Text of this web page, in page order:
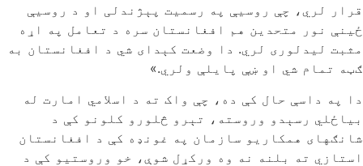
قرار لري، چې روسیې په رسمیت پېژندلی او د روسیې
ځینې نور متحدین هم افغانستان سره د تعامل په اړه
مثبت لیدلوری لري. دا وضعت کېدای شي د افغانستان به
ګټه تمام شي او ښې پایلې ولري.»
دا په داسې حال کې ده، چې واک ته د اسلامي امارت له
بیاځلي رسېدو وروسته، تېرو څلورو کلونو کې د
شانګهای همکاریو سازمان په غونډه کې د افغانستان
استازي ته بلنه نه وه ورکړل شوې، خو وروستیو کې د